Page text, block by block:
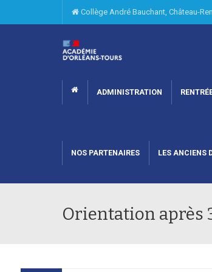
Collège André Bauchant, Château-
ADMINISTRATION
NOS PARTENAIRES LES ANCIENS
Orientation après